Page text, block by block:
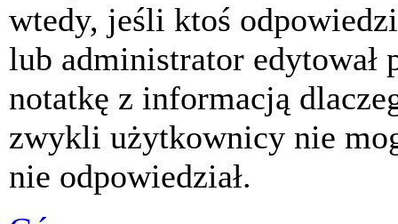
wtedy, jeśli ktoś
lub administrator edytował
notatkę z informacją
zwykli użytkownicy nie
nie odpowiedział.